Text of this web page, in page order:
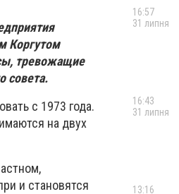
Коргутом
тревожащие
совета.
с 1973 года.
на двух
и становятся
16:57
31 липня
16:43
31 липня
13:16